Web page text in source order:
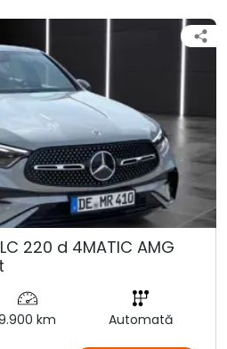
220 d 4MATIC AMG
km Automată